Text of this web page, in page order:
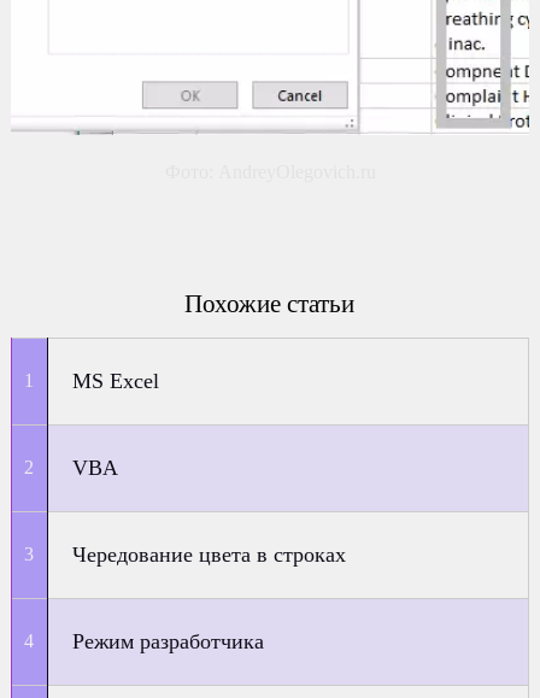
Похожие статьи
MS Excel
VBA
Чередование цвета в строках
Режим разработчика